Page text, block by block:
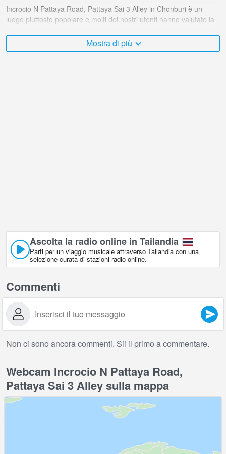
Incrocio N Pattaya Road, Pattaya Sai 3 Alley in Chonburi è un
luogo piuttosto popolare e molti dei nostri utenti hanno valutato la
Il Tailandia è molto vario e ci sono moltissimi posti che mi
Mostra di più
Ascolta la radio online in Tailandia
Parti per un viaggio musicale attraverso Tailandia con una
selezione curata di stazioni radio online.
Commenti
Non ci sono ancora commenti. Sii il primo a commentare.
Webcam Incrocio N Pattaya Road,
Pattaya Sai 3 Alley sulla mappa